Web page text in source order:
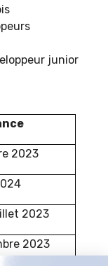
junior
2023
2023
2023